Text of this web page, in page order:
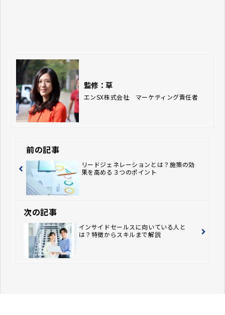
監修：草
エンSX株式会社　マーケティング責任者
前の記事
リードジェネレーションとは？施策の効
果を高める３つのポイント
次の記事
インサイドセールスに向いている人と
は？特徴からスキルまで解説